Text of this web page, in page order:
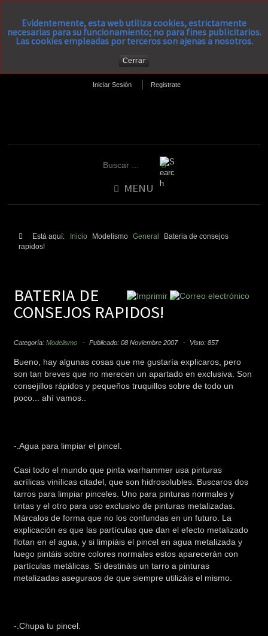
Evidentemente, esta web utiliza cookies, estrictamente
necesarias para su funcionamiento; no para fines publicitarios.
Las cookies empleadas por terceros son ajenas a nosotros.
Cerrar
Iniciar Sesión Registrate
MENU
Está aquí: Inicio Modelismo General
Bateria de consejos
rapidos!
BATERIA DE
CONSEJOS RAPIDOS!
Categoría:Modelismo Publicado: 08 Noviembre 2007 Visto: 857
Bueno, hay algunas cosas que me gustaría explicaros, pero
son tan breves que no merecen un apartado en exclusiva. Son
consejillos rápidos y pequeños truquillos sobre de todo un
poco... ahí vamos..
-.Agua para limpiar el pincel.
Casi todo el mundo que pinta warhammer usa pinturas
acrílicas vinílicas citadel, que son hidrosolubles. Buscaros dos
tarros para limpiar pinceles. Uno para pinturas normales y
tintas y el otro para uso exclusivo de pinturas metalizadas.
Márcalos de forma que no los confundas en un futuro. La
explicación es que las partículas que dan el efecto metalizado
flotan en el agua, y si limpiáis el pincel en agua metalizada y
luego pintáis sobre colores normales estos aparecerán con
partículas metálicas. Si destináis un tarro a pinturas
metalizadas aseguraos de que siempre utilizáis el mismo.
-.Chupa tu pincel.